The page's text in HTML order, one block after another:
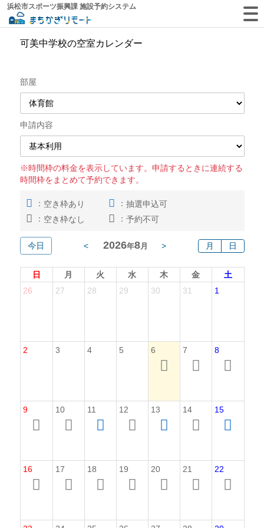
浜松市スポーツ振興課 施設予約システム
可美中学校の空室カレンダー
部屋
申請内容
※時間枠の料金を表示しています。申請するときに連続する
時間枠をまとめて予約できます。
： 空き枠あり ： 抽選申込可
： 空き枠なし ： 予約不可
今日 < 2026年8 月 > 月 日
日 月 火 水 木 金
土
26
27 28 29 30 31 1
2 3 4 5 6 7 8
9 10 11 12 13 14 15
16 17 18 19 20 21 22